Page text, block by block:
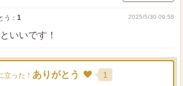
う： 1 2025/5/30 09:58
いいです！
立った！ ありがとう 1